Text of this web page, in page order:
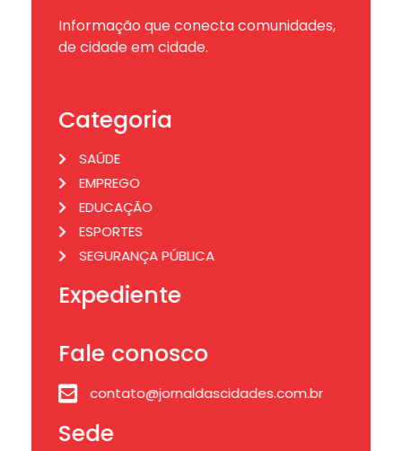
Informação que conecta comunidades,
de cidade em cidade.
Categoria
SAÚDE
EMPREGO
EDUCAÇÃO
ESPORTES
SEGURANÇA PÚBLICA
Expediente
Fale conosco
contato@jornaldascidades.com.br
Sede